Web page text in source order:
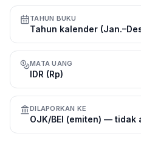
TAHUN BUKU
Tahun kalender
MATA UANG
IDR (Rp)
DILAPORKAN KE